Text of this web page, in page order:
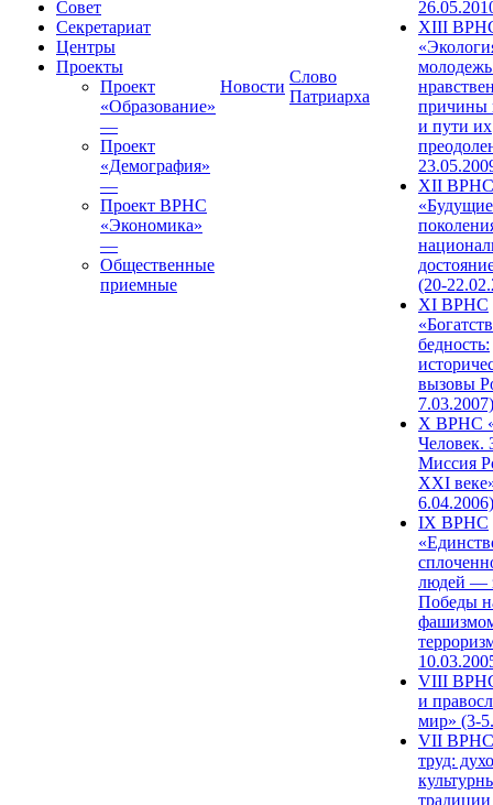
Совет
Секретариат
Центры
Проекты
Проект
«Образование»
—
Проект
«Демография»
—
Проект ВРНС
«Экономика»
—
Общественные
приемные
Новости
Слово
Патриарха
XIII
причины
и пути их
XII ВРНС
«Будущие
(20-
XI ВРНС
бедность:
вызовы
7.03.2007)
X ВРНС
Человек.
Миссия
XXI
6.04.2006)
IX ВРНС
людей —
Победы
VIII
и
мир» (3-
VII ВРНС
труд: